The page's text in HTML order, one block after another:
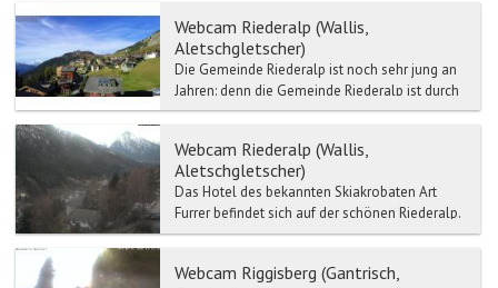
Webcam Riederalp (Wallis,
Aletschgletscher)
Die Gemeinde Riederalp ist noch sehr jung an
Jahren: denn die Gemeinde Riederalp ist durch
die Fusion der drei Gemeinden Ried-Mörel,
Webcam Riederalp (Wallis,
Aletschgletscher)
Das Hotel des bekannten Skiakrobaten Art
Furrer befindet sich auf der schönen Riederalp.
Die Riederalp liegt in der bekannten
Webcam Riggisberg (Gantrisch,